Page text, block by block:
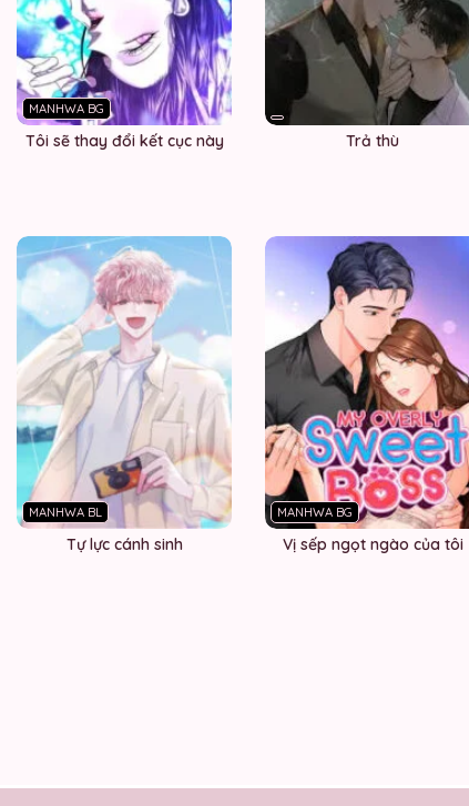
MANHWA BG
Tôi sẽ thay đổi kết cục này Trả thù
MANHWA BL
Tự lực cánh sinh
MANHWA BG
Vị sếp ngọt ngào của tôi